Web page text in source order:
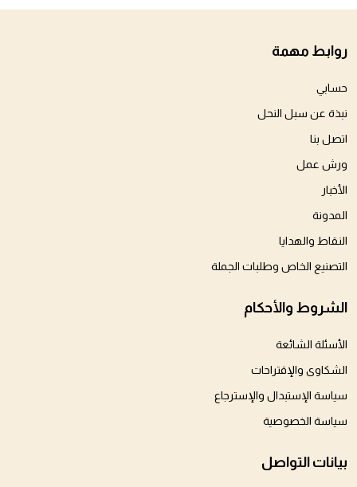
روابط مهمة
حسابي
نبذة عن سبل النحل
اتصل بنا
ورش عمل
الأخبار
المدونة
النقاط والهدايا
التصنيع الخاص وطلبات الجملة
الشروط والأحكام
الأسئلة الشائعة
الشكاوى والإقتراحات
سياسة الإستبدال والإسترجاع
سياسة الخصوصية
بيانات التواصل